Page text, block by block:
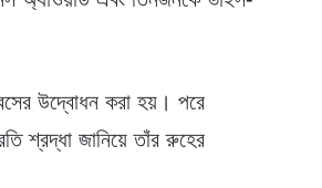
উদ্বোধন করা হয়। পরে
শ্রদ্ধা জানিয়ে তাঁর রুহের